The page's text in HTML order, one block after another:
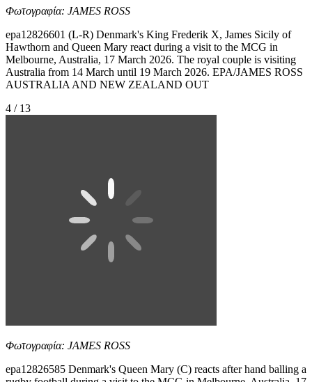
Φωτογραφία: JAMES ROSS
epa12826601 (L-R) Denmark's King Frederik X, James Sicily of
Hawthorn and Queen Mary react during a visit to the MCG in
Melbourne, Australia, 17 March 2026. The royal couple is visiting
Australia from 14 March until 19 March 2026. EPA/JAMES ROSS
AUSTRALIA AND NEW ZEALAND OUT
4 / 13
Φωτογραφία: JAMES ROSS
epa12826585 Denmark's Queen Mary (C) reacts after hand balling a